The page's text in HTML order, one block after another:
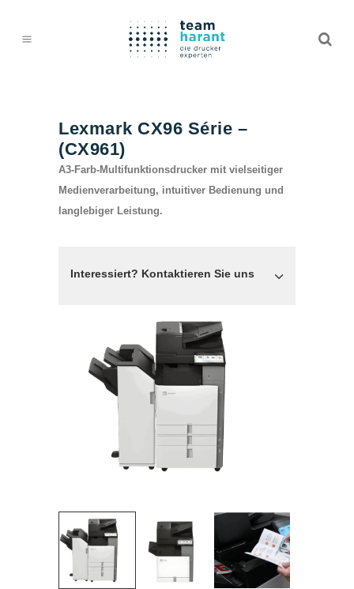
Lexmark CX96 Série –
(CX961)
A3-Farb-Multifunktionsdrucker mit vielseitiger
Medienverarbeitung, intuitiver Bedienung und
langlebiger Leistung.
Interessiert? Kontaktieren Sie uns
TEAM HARANT GMBH & CO. KG
Telefon: